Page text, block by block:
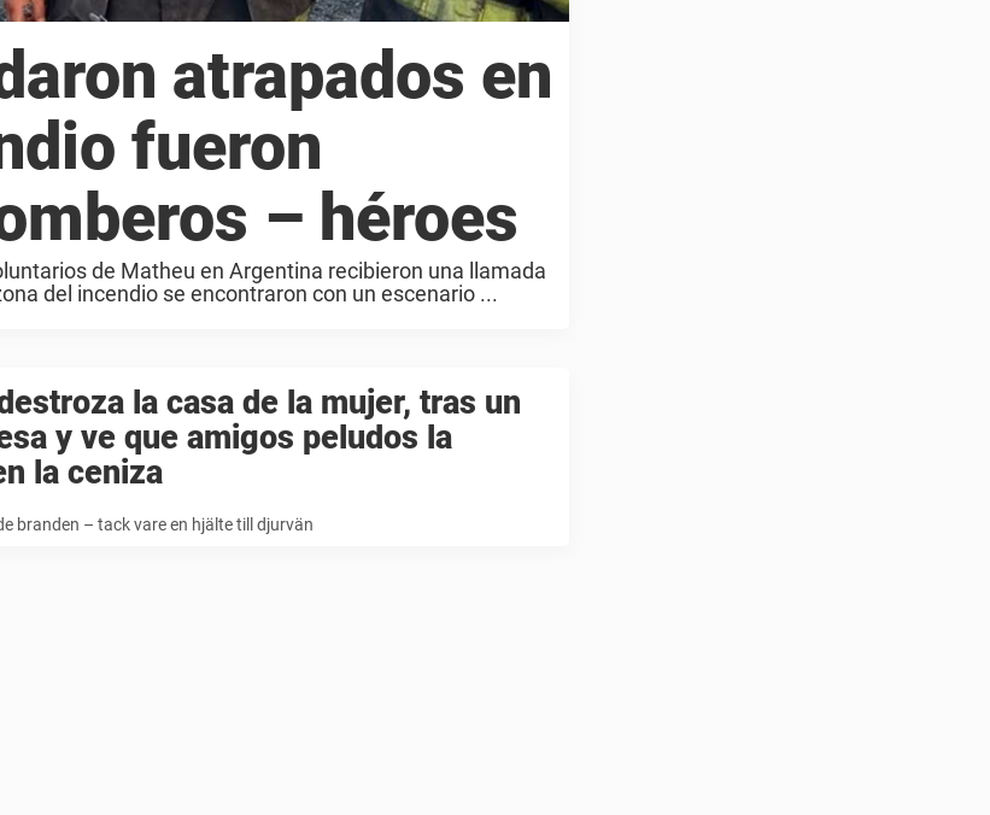
atrapados en
fueron
– héroes
de Matheu en Argentina recibieron una llamada
del incendio se encontraron con un escenario ...
la casa de la mujer, tras un
y ve que amigos peludos la
la ceniza
branden – tack vare en hjälte till djurvän